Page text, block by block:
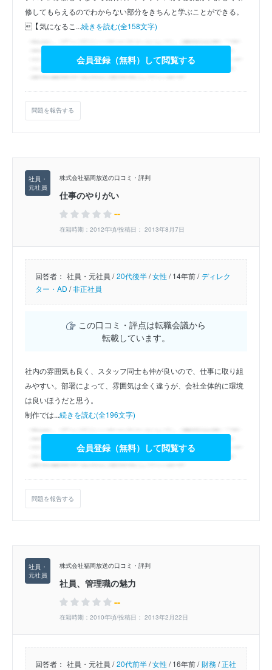
修してもらえるのでわからない部分をきちんと学ぶことができる。
【気になるこ...続きを読む(全158文字)
会員登録（無料）して閲覧する
問題を報告する
株式会社福岡放送の口コミ・評判
仕事のやりがい
--
在籍時期：2012年頃/投稿日： 2013年8月7日
回答者： 社員・元社員 / 20代後半/女性/14年前 / ディレク
ター・AD /非正社員
この口コミ・評点は転職会議から
転載しています。
社内の雰囲気も良く、スタッフ同士も仲が良いので、仕事に取り組
みやすい。部署によって、雰囲気は全く違うが、会社全体的に環境
は良いほうだと思う。
制作では...続きを読む(全196文字)
会員登録（無料）して閲覧する
問題を報告する
株式会社福岡放送の口コミ・評判
社員、管理職の魅力
--
在籍時期：2010年頃/投稿日： 2013年2月22日
回答者： 社員・元社員 / 20代前半/女性/16年前 / 財務/正社